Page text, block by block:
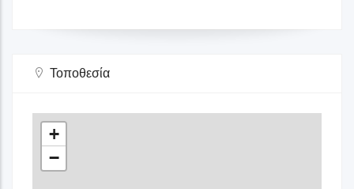
Τοποθεσία
+
−